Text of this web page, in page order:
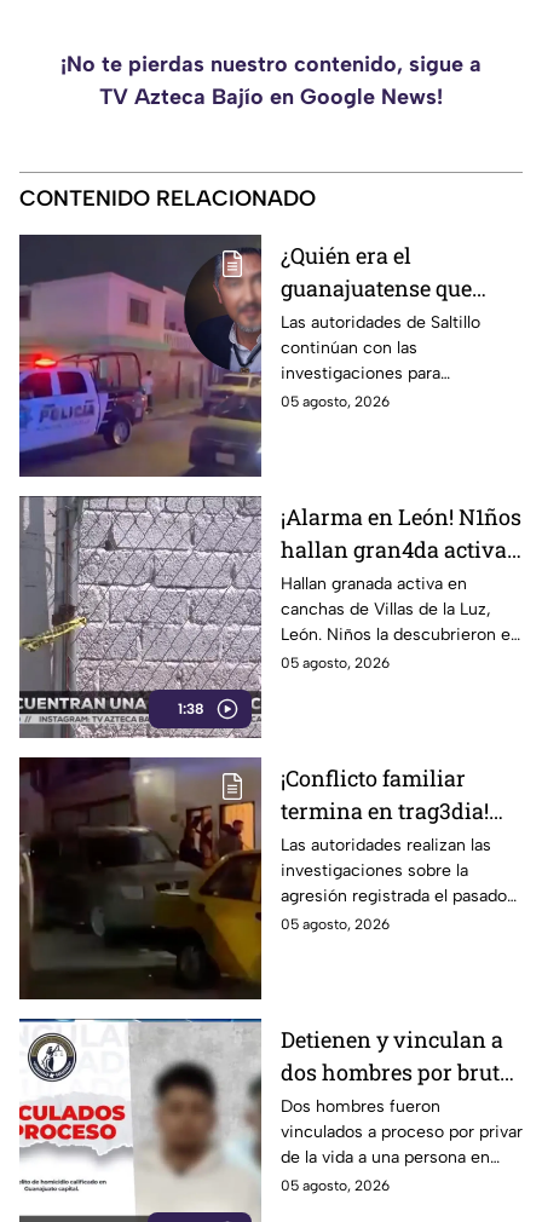
¡No te pierdas nuestro contenido, sigue a
TV Azteca Bajío en Google News!
CONTENIDO RELACIONADO
¿Quién era el
guanajuatense que
perdió la vid4 tras una
riña familiar con un
extranjero? Esto
sabemos
Las autoridades de Saltillo
continúan con las
investigaciones para
esclarecer el caso.
05 agosto, 2026
1:38
¡Alarma en León! N1ños
hallan gran4da activa
junto a la portería de
una cancha
Hallan granada activa en
canchas de Villas de la Luz,
León. Niños la descubrieron en
la portería; Autoridades
05 agosto, 2026
¡Conflicto familiar
termina en trag3dia!
Extranjero priva de la
vida a sus exsuegros y
excuñada: uno era de
Guanajuato
Las autoridades realizan las
investigaciones sobre la
agresión registrada el pasado
martes 4 de agosto.
05 agosto, 2026
Detienen y vinculan a
dos hombres por brut4l
hom1cidio en
Guanajuato Capital
Dos hombres fueron
vinculados a proceso por privar
de la vida a una persona en
Guanajuato Capital.
05 agosto, 2026